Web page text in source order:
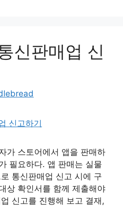
신판매업 신
가 스토어에서 앱을 판매하
필요하다. 앱 판매는 실물
통신판매업 신고 시에 구
상 확인서를 함께 제출해야
신고를 진행해 보고 결재,